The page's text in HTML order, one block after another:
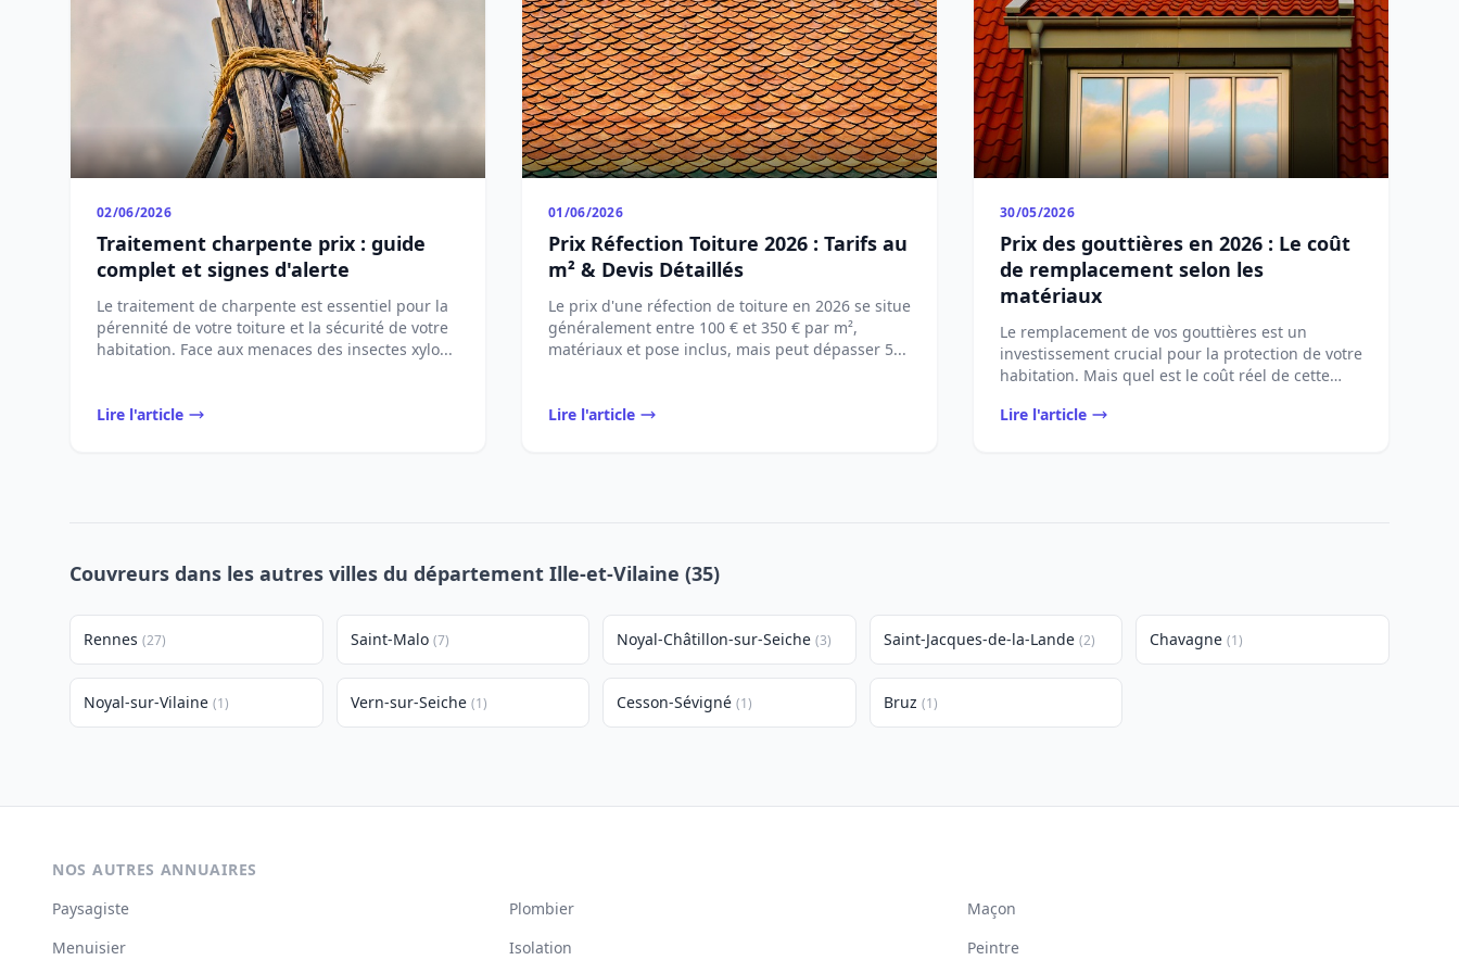
02/06/2026
Traitement charpente prix : guide
complet et signes d'alerte
Le traitement de charpente est essentiel pour la
pérennité de votre toiture et la sécurité de votre
habitation. Face aux menaces des insectes xylo...
Lire l'article
01/06/2026
Prix Réfection Toiture 2026 : Tarifs au
m² & Devis Détaillés
Le prix d'une réfection de toiture en 2026 se situe
généralement entre 100 € et 350 € par m²,
matériaux et pose inclus, mais peut dépasser 5...
Lire l'article
30/05/2026
Prix des gouttières en 2026 : Le coût
de remplacement selon les
matériaux
Le remplacement de vos gouttières est un
investissement crucial pour la protection de votre
habitation. Mais quel est le coût réel de cette
Lire l'article
Couvreurs dans les autres villes du département Ille-et-Vilaine (35)
Rennes (27) Saint-Malo (7) Noyal-Châtillon-sur-Seiche (3) Saint-Jacques-de-la-Lande (2) Chavagne (1)
Noyal-sur-Vilaine (1) Vern-sur-Seiche (1) Cesson-Sévigné (1) Bruz (1)
NOS AUTRES ANNUAIRES
Paysagiste
Plombier
Maçon
Menuisier
Isolation Peintre